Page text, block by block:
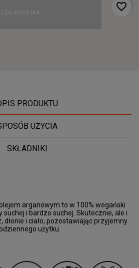
DO KOSZYKA
favorite_border
PRODUKTU
UŻYCIA
SKŁADNIKI
arganowym to w 100% wegański
suchej i bardzo suchej. Skutecznie, ale i
dłonie i ciało, pozostawiając przyjemny
użytku.